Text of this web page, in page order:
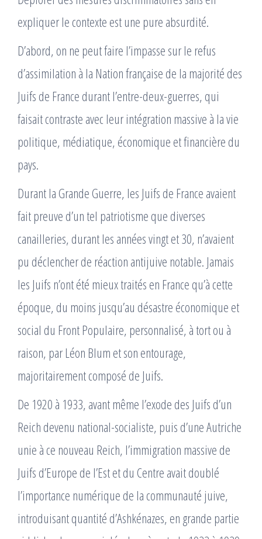
expliquer le contexte est une pure absurdité.
D’abord, on ne peut faire l’impasse sur le refus
d’assimilation à la Nation française de la majorité des
Juifs de France durant l’entre-deux-guerres, qui
faisait contraste avec leur intégration massive à la vie
politique, médiatique, économique et financière du
pays.
Durant la Grande Guerre, les Juifs de France avaient
fait preuve d’un tel patriotisme que diverses
canailleries, durant les années vingt et 30, n’avaient
pu déclencher de réaction antijuive notable. Jamais
les Juifs n’ont été mieux traités en France qu’à cette
époque, du moins jusqu’au désastre économique et
social du Front Populaire, personnalisé, à tort ou à
raison, par Léon Blum et son entourage,
majoritairement composé de Juifs.
De 1920 à 1933, avant même l’exode des Juifs d’un
Reich devenu national-socialiste, puis d’une Autriche
unie à ce nouveau Reich, l’immigration massive de
Juifs d’Europe de l’Est et du Centre avait doublé
l’importance numérique de la communauté juive,
introduisant quantité d’Ashkénazes, en grande partie